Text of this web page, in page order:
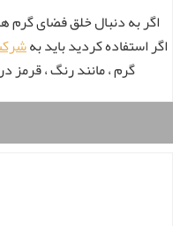
اگر به دنبال خلق فضای گرم
اگر استفاده کردید باید به
گرم ، مانند رنگ ، قرمز